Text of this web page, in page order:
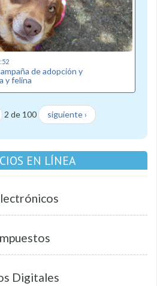
de adopción y
y felina
2 de 100 siguiente ›
EN LÍNEA
Digitales